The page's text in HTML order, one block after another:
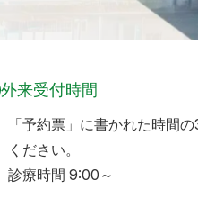
外来受付時間
「予約票」に書かれた時間
ください。
診療時間 9:00～